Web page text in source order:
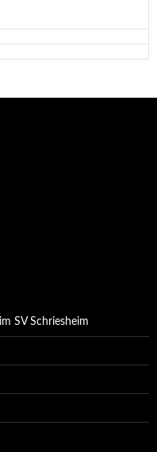
SV Schriesheim